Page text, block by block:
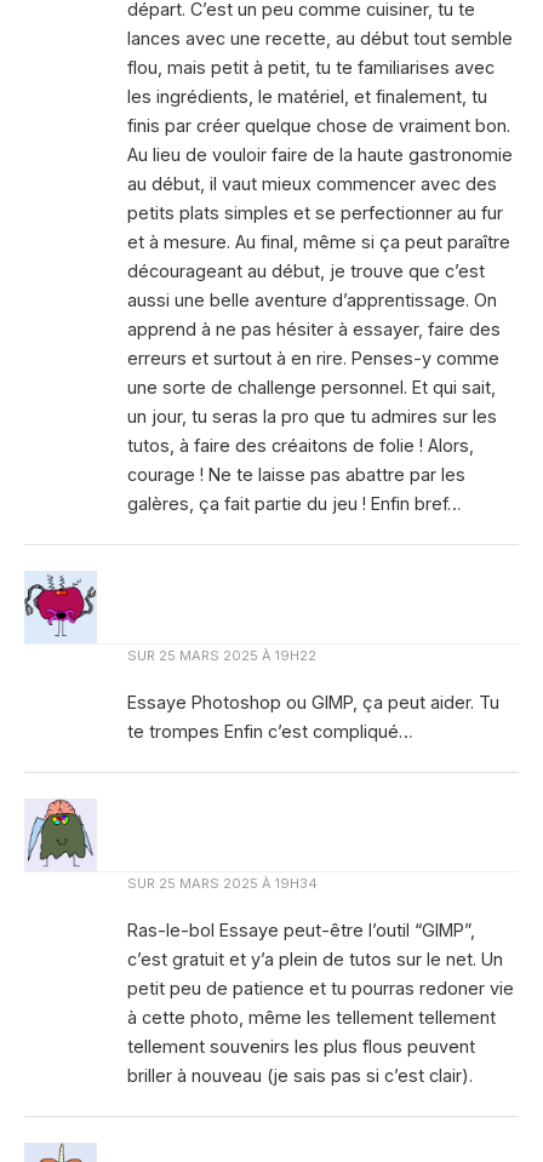
départ. C’est un peu comme cuisiner, tu te
lances avec une recette, au début tout semble
flou, mais petit à petit, tu te familiarises avec
les ingrédients, le matériel, et finalement, tu
finis par créer quelque chose de vraiment bon.
Au lieu de vouloir faire de la haute gastronomie
au début, il vaut mieux commencer avec des
petits plats simples et se perfectionner au fur
et à mesure. Au final, même si ça peut paraître
décourageant au début, je trouve que c’est
aussi une belle aventure d’apprentissage. On
apprend à ne pas hésiter à essayer, faire des
erreurs et surtout à en rire. Penses-y comme
une sorte de challenge personnel. Et qui sait,
un jour, tu seras la pro que tu admires sur les
tutos, à faire des créaitons de folie ! Alors,
courage ! Ne te laisse pas abattre par les
galères, ça fait partie du jeu ! Enfin bref…
SUR 25 MARS 2025 À 19H22
Essaye Photoshop ou GIMP, ça peut aider. Tu
te trompes Enfin c’est compliqué…
SUR 25 MARS 2025 À 19H34
Ras-le-bol Essaye peut-être l’outil “GIMP”,
c’est gratuit et y’a plein de tutos sur le net. Un
petit peu de patience et tu pourras redoner vie
à cette photo, même les tellement tellement
tellement souvenirs les plus flous peuvent
briller à nouveau (je sais pas si c’est clair).